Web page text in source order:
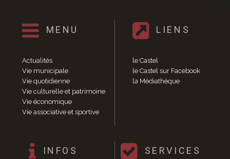
Délibérations 2014
Délibérations 2013
Délibérations 2011
Délibérations 2010
Délibérations 2009
Délibérations 2008
Agenda réunions publiques
Marchés publics
Vie quotidienne
MENU
Actualités
Vie municipale
Vie quotidienne
Vie culturelle et patrimoine
Vie économique
Vie associative et sportive
LIENS
le Castel
le Castel sur Facebook
la Médiathèque
INFOS SERVICES